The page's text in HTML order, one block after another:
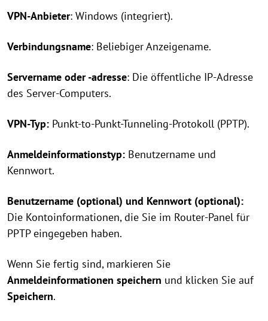
VPN-Anbieter: Windows (integriert).
Verbindungsname: Beliebiger Anzeigename.
Servername oder -adresse: Die öffentliche IP-Adresse
des Server-Computers.
VPN-Typ: Punkt-to-Punkt-Tunneling-Protokoll (PPTP).
Anmeldeinformationstyp: Benutzername und
Kennwort.
Benutzername (optional) und Kennwort (optional):
Die Kontoinformationen, die Sie im Router-Panel für
PPTP eingegeben haben.
Wenn Sie fertig sind, markieren Sie
Anmeldeinformationen speichern und klicken Sie auf
Speichern.